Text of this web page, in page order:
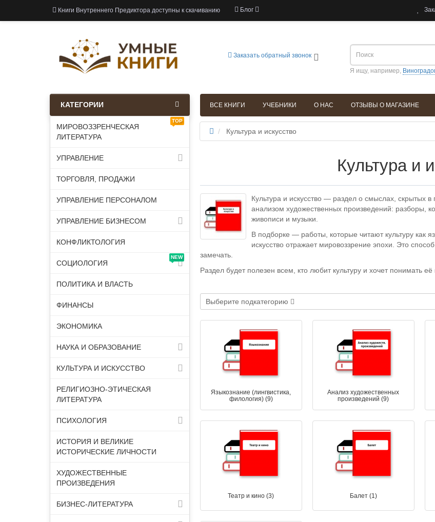
Книги Внутреннего Предиктора доступны к скачиванию Блог
Заказать обратный звонок
Я ищу, например,
ВСЕ КНИГИ УЧЕБНИКИ О НАС ОТЗЫВЫ О МАГАЗИНЕ
КАТЕГОРИИ
TOP
МИРОВОЗЗРЕНЧЕСКАЯ
ЛИТЕРАТУРА
УПРАВЛЕНИЕ
ТОРГОВЛЯ, ПРОДАЖИ
УПРАВЛЕНИЕ ПЕРСОНАЛОМ
УПРАВЛЕНИЕ БИЗНЕСОМ
КОНФЛИКТОЛОГИЯ
NEW
СОЦИОЛОГИЯ
ПОЛИТИКА И ВЛАСТЬ
ФИНАНСЫ
ЭКОНОМИКА
НАУКА И ОБРАЗОВАНИЕ
КУЛЬТУРА И ИСКУССТВО
РЕЛИГИОЗНО-ЭТИЧЕСКАЯ
ЛИТЕРАТУРА
ПСИХОЛОГИЯ
ИСТОРИЯ И ВЕЛИКИЕ
ИСТОРИЧЕСКИЕ ЛИЧНОСТИ
ХУДОЖЕСТВЕННЫЕ
ПРОИЗВЕДЕНИЯ
БИЗНЕС-ЛИТЕРАТУРА
Культура и искусство
Культура и
Культура и искусство — раздел о смыслах, скрытых в
анализом художественных произведений: разборы,
живописи и музыки.
В подборке — работы, которые читают культуру как
искусство отражает мировоззрение эпохи. Это
замечать.
Раздел будет полезен всем, кто любит культуру и хочет понимать
Выберите подкатегорию
Языкознание (лингвистика,
филология) (9)
Анализ художественных
произведений (9)
Театр и кино (3) Балет (1)